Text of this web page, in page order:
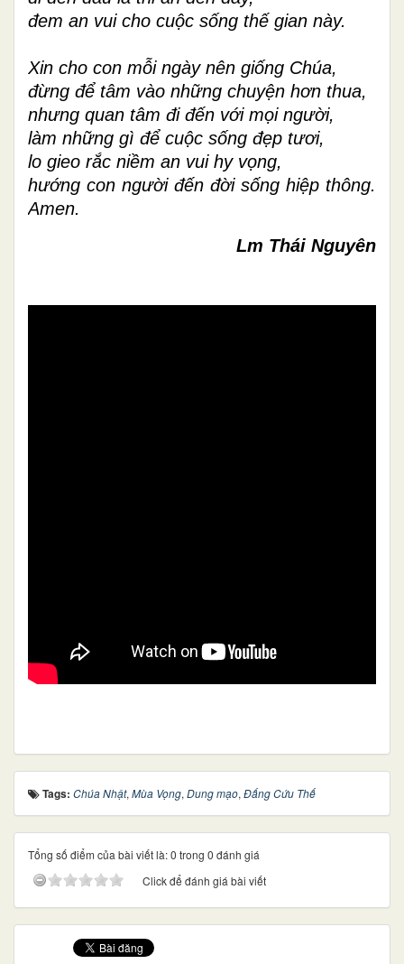
đem an vui cho cuộc sống thế gian này.
Xin cho con mỗi ngày nên giống Chúa,
đừng để tâm vào những chuyện hơn thua,
nhưng quan tâm đi đến với mọi người,
làm những gì để cuộc sống đẹp tươi,
lo gieo rắc niềm an vui hy vọng,
hướng con người đến đời sống hiệp thông.
Amen.
Lm Thái Nguyên
Tags: Chúa Nhật, Mùa Vọng, Dung mạo, Đấng Cứu Thế
Tổng số điểm của bài viết là: 0 trong 0 đánh giá
Click để đánh giá bài viết